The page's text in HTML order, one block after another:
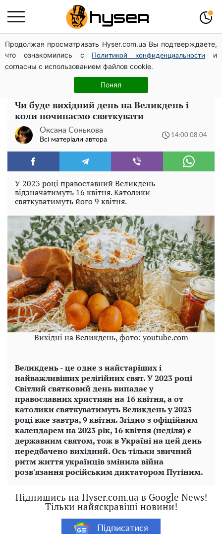
Продолжая просматривать Hyser.com.ua Вы подтверждаете,
что ознакомились с
Политикой конфиденциальности
и
согласны с использованием файлов cookie.
Понял
Олена Тополя злив відео – це далеко не все: фронтмен
"Антитіла" Тарас Тополя став наступним
Тому й виглядає так молодо: 5 простих та улюблених
страв Алли Пугачової, про які ви достеменно не знали
Чи буде вихідний день на Великдень і
коли починаємо святкувати
Оксана Сонькова
Всі матеріали автора
14:00 08.04
У 2023 році православний Великдень
відзначатимуть 16 квітня. Католики
святкуватимуть його 9 квітня.
Вихідні на Великдень, фото: youtube.com
Великдень - це одне з найстаріших і
найважливіших релігійних свят. У 2023 році
Світлий святковий день випадає у
православних християн на 16 квітня, а от
католики святкуватимуть Великдень у 2023
році вже завтра, 9 квітня. Згідно з офіційним
календарем на 2023 рік, 16 квітня (неділя) є
державним святом, тож в Україні на цей день
передбачено вихідний. Ось тільки звичний
ритм життя українців змінила війна
розв'язання російським диктатором Путіним.
Підпишись на Hyser.com.ua в Google News!
Тільки найяскравіші новини!
Підписатися